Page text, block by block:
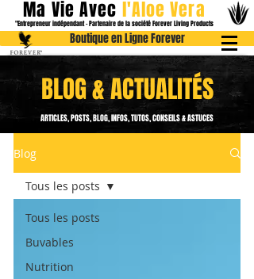
Ma Vie Avec l'AloeVera
"Entrepreneur indépendant - Partenaire de la société Forever Living Products
Boutique en Ligne Forever
BLOG & ACTUALITÉS
ARTICLES, POSTS, BLOG, INFOS, TUTOS, CONSEILS & ASTUCES
Blog
Tous les posts
Buvables
Nutrition
Tous les posts